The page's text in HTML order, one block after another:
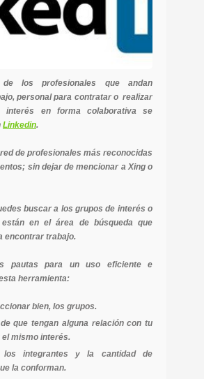
los profesionales que andan
personal para contratar o realizar
interés en forma colaborativa se
Linkedin.
de profesionales más reconocidas
sin dejar de mencionar a Xing o
buscar a los grupos de interés o
en el área de búsqueda que
encontrar trabajo.
pautas para un uso eficiente e
herramienta:
bien, los grupos.
que tengan alguna relación con tu
mismo interés.
los integrantes y la cantidad de
la conforman.